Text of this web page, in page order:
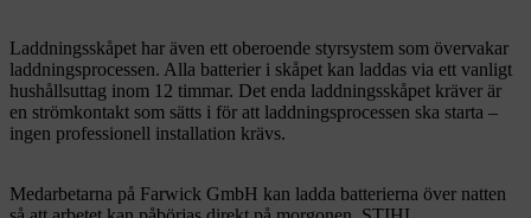
Laddningsskåpet har även ett oberoende styrsystem som övervakar
laddningsprocessen. Alla batterier i skåpet kan laddas via ett vanligt
hushållsuttag inom 12 timmar. Det enda laddningsskåpet kräver är
en strömkontakt som sätts i för att laddningsprocessen ska starta –
ingen professionell installation krävs.
Medarbetarna på Farwick GmbH kan ladda batterierna över natten